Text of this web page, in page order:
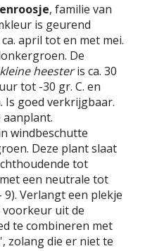
, familie van
is geurend
april tot en met mei.
De
kleine heesteris ca. 30
tot -30 gr. C. en
Is goed verkrijgbaar.
windbeschutte
Deze plant slaat
tot
een neutrale tot
Verlangt een plekje
voorkeur uit de
te combineren met
zolang die er niet te